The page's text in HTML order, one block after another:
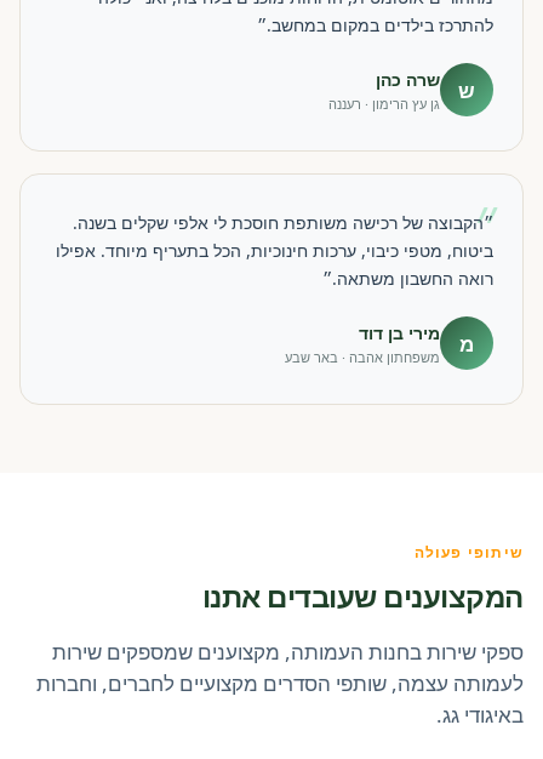
להתרכז בילדים במקום במחשב.״
ש שרה כהן
גן עץ הרימון · רעננה
״
״הקבוצה של רכישה משותפת חוסכת לי אלפי שקלים בשנה.
ביטוח, מטפי כיבוי, ערכות חינוכיות, הכל בתעריף מיוחד. אפילו
רואה החשבון משתאה.״
מ מירי בן דוד
משפחתון אהבה · באר שבע
שיתופי פעולה
המקצוענים שעובדים אתנו
ספקי שירות בחנות העמותה, מקצוענים שמספקים שירות
לעמותה עצמה, שותפי הסדרים מקצועיים לחברים, וחברות
באיגודי גג.